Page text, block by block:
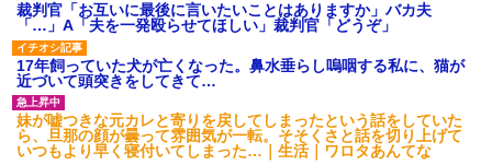
裁判官「お互いに最後に言いたいことはありますか」バカ夫
「…」A「夫を一発殴らせてほしい」裁判官「どうぞ」
17年飼っていた犬が亡くなった。鼻水垂らし嗚咽する私に、猫が
近づいて頭突きをしてきて…
妹が嘘つきな元カレと寄りを戻してしまったという話をしていた
ら、旦那の顔が曇って雰囲気が一転。そそくさと話を切り上げて
いつもより早く寝付いてしまった…｜生活｜ワロタあんてな